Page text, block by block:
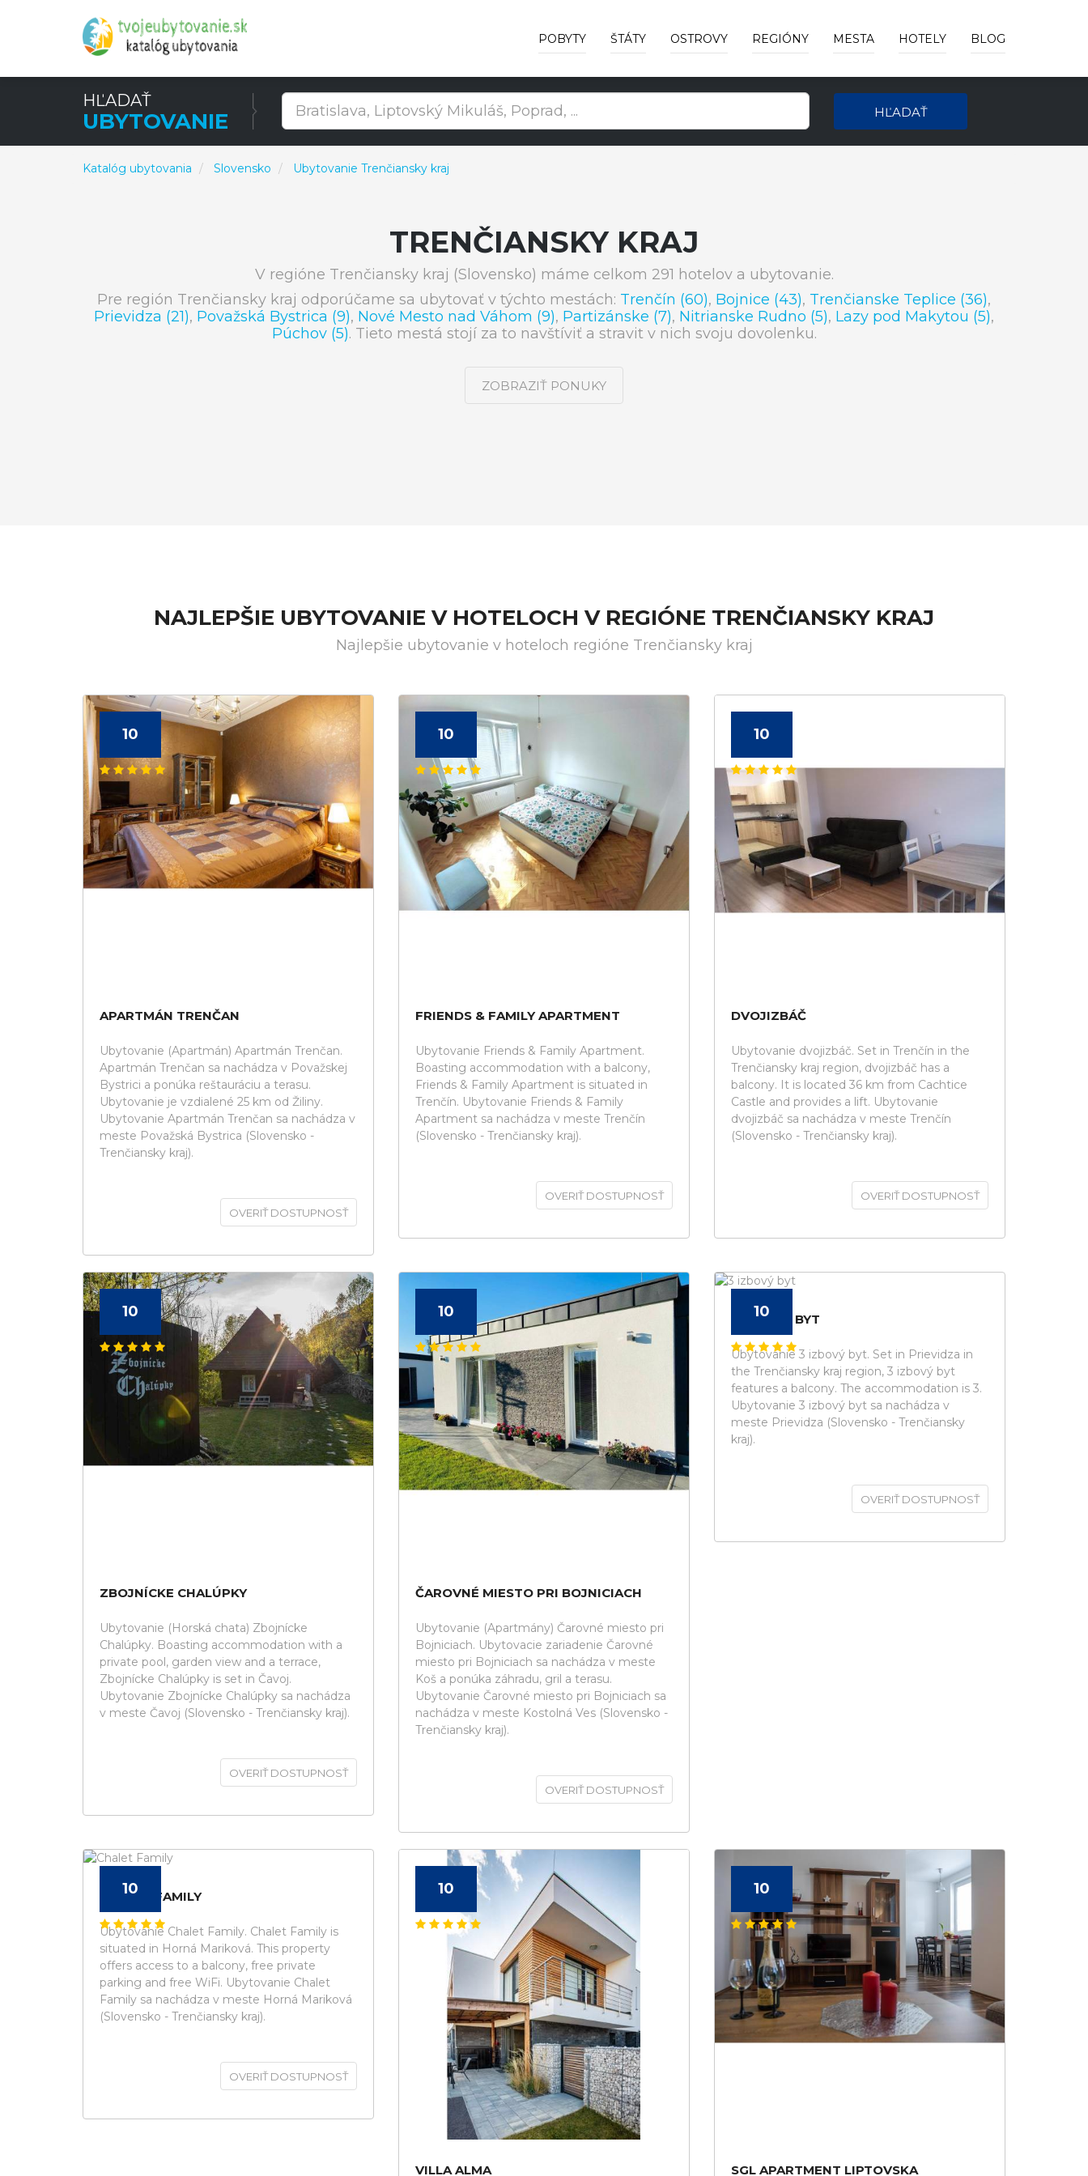
POBYTY ŠTÁTY OSTROVY REGIÓNY MESTA HOTELY BLOG
HĽADAŤ
UBYTOVANIE HĽADAŤ
Katalóg ubytovania Slovensko Ubytovanie Trenčiansky kraj
TRENČIANSKY KRAJ
V regióne Trenčiansky kraj (Slovensko) máme celkom 291 hotelov a ubytovanie.
Pre región Trenčiansky kraj odporúčame sa ubytovať v týchto mestách: Trenčín (60), Bojnice (43), Trenčianske Teplice (36),
Prievidza (21), Považská Bystrica (9), Nové Mesto nad Váhom (9), Partizánske (7), Nitrianske Rudno (5), Lazy pod Makytou (5),
Púchov (5). Tieto mestá stojí za to navštíviť a stravit v nich svoju dovolenku.
ZOBRAZIŤ PONUKY
NAJLEPŠIE UBYTOVANIE V HOTELOCH V REGIÓNE TRENČIANSKY KRAJ
Najlepšie ubytovanie v hoteloch regióne Trenčiansky kraj
10
APARTMÁN TRENČAN
Ubytovanie (Apartmán) Apartmán Trenčan.
Apartmán Trenčan sa nachádza v Považskej
Bystrici a ponúka reštauráciu a terasu.
Ubytovanie je vzdialené 25 km od Žiliny.
Ubytovanie Apartmán Trenčan sa nachádza v
meste Považská Bystrica (Slovensko -
Trenčiansky kraj).
OVERIŤ DOSTUPNOSŤ
10
FRIENDS & FAMILY APARTMENT
Ubytovanie Friends & Family Apartment.
Boasting accommodation with a balcony,
Friends & Family Apartment is situated in
Trenčín. Ubytovanie Friends & Family
Apartment sa nachádza v meste Trenčín
(Slovensko - Trenčiansky kraj).
OVERIŤ DOSTUPNOSŤ
10
DVOJIZBÁČ
Ubytovanie dvojizbáč. Set in Trenčín in the
Trenčiansky kraj region, dvojizbáč has a
balcony. It is located 36 km from Cachtice
Castle and provides a lift. Ubytovanie
dvojizbáč sa nachádza v meste Trenčín
(Slovensko - Trenčiansky kraj).
OVERIŤ DOSTUPNOSŤ
10
ZBOJNÍCKE CHALÚPKY
Ubytovanie (Horská chata) Zbojnícke
Chalúpky. Boasting accommodation with a
private pool, garden view and a terrace,
Zbojnícke Chalúpky is set in Čavoj.
Ubytovanie Zbojnícke Chalúpky sa nachádza
v meste Čavoj (Slovensko - Trenčiansky kraj).
OVERIŤ DOSTUPNOSŤ
10
ČAROVNÉ MIESTO PRI BOJNICIACH
Ubytovanie (Apartmány) Čarovné miesto pri
Bojniciach. Ubytovacie zariadenie Čarovné
miesto pri Bojniciach sa nachádza v meste
Koš a ponúka záhradu, gril a terasu.
Ubytovanie Čarovné miesto pri Bojniciach sa
nachádza v meste Kostolná Ves (Slovensko -
Trenčiansky kraj).
OVERIŤ DOSTUPNOSŤ
10
3 IZBOVÝ BYT
Ubytovanie 3 izbový byt. Set in Prievidza in
the Trenčiansky kraj region, 3 izbový byt
features a balcony. The accommodation is 3.
Ubytovanie 3 izbový byt sa nachádza v
meste Prievidza (Slovensko - Trenčiansky
kraj).
OVERIŤ DOSTUPNOSŤ
10
CHALET FAMILY
Ubytovanie Chalet Family. Chalet Family is
situated in Horná Mariková. This property
offers access to a balcony, free private
parking and free WiFi. Ubytovanie Chalet
Family sa nachádza v meste Horná Mariková
(Slovensko - Trenčiansky kraj).
OVERIŤ DOSTUPNOSŤ
10
VILLA ALMA
10
SGL APARTMENT LIPTOVSKA